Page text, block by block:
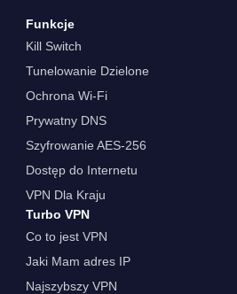
Funkcje
Kill Switch
Tunelowanie Dzielone
Ochrona Wi-Fi
Prywatny DNS
Szyfrowanie AES-256
Dostęp do Internetu
VPN Dla Kraju
Turbo VPN
Co to jest VPN
Jaki Mam adres IP
Najszybszy VPN